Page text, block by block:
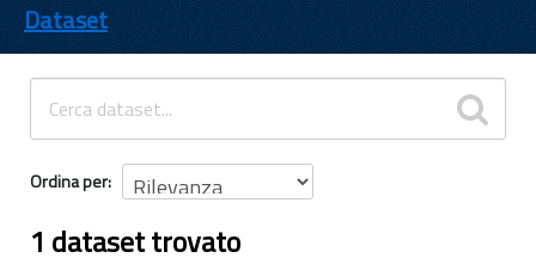
ENTI
TEMI
INFORMAZIONI
Dataset
Ordina per
1 dataset trovato